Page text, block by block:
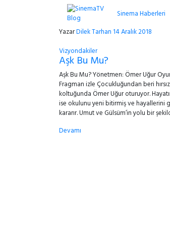
Sinema Haberleri
YazarDilek Tarhan 14 Aralık 2018
Vizyondakiler
Aşk Bu Mu?
Aşk Bu Mu? Yönetmen: Ömer Uğur
Fragman izle Çocukluğundan beri
koltuğunda Ömer Uğur oturuyor.
ise okulunu yeni bitirmiş ve hayallerini
kararır. Umut ve Gülsüm’in yolu bir
Devamı